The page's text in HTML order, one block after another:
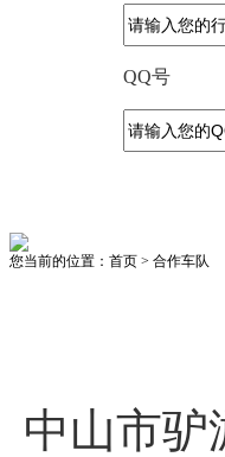
QQ号
您当前的位置：首页 > 合作车队
中山市驴